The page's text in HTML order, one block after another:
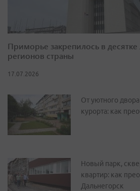
Приморье закрепилось в
регионов страны
17.07.2026
От уютного
курорта: как
Новый парк,
квартир: как
Дальнегорск